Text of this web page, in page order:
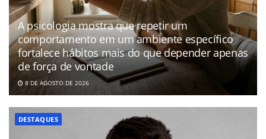
A psicologia mostra que repetir um
comportamento em um ambiente específico
fortalece hábitos mais do que depender apenas
de força de vontade
8 DE AGOSTO DE 2026
DESTAQUES